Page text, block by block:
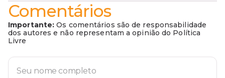
Comentários
Importante: Os comentários são de responsabilidade
dos autores e não representam a opinião do Política
Livre